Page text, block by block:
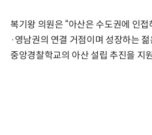
복기왕 의원은 “아산은 수도권에 인
·영남권의 연결 거점이며 성장하는
중앙경찰학교의 아산 설립 추진을 지